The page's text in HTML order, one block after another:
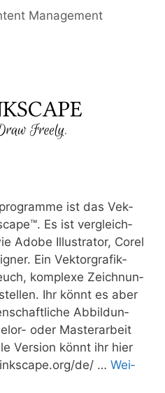
Management
ist das Vek­
Es ist ver­gleich­
Ado­be Illus­tra­tor, Corel
Ein Vek­tor­gra­fik­
kom­ple­xe Zeich­nun­
Ihr könnt es aber
Abbil­dun­
oder Mas­ter­ar­beit
Ver­si­on könnt ihr hier
de/ … Wei­